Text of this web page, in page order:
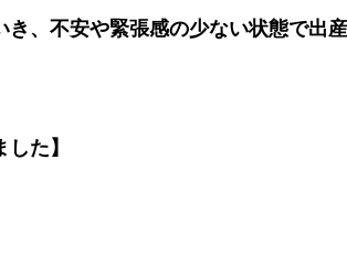
、不安や緊張感の少ない状態で出
た】